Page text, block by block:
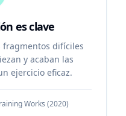
es clave
fragmentos difíciles
y acaban las
ejercicio eficaz.
Works (2020)